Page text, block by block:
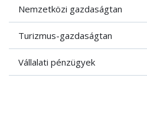
Nemzetközi gazdaságtan
Turizmus-gazdaságtan
Vállalati pénzügyek